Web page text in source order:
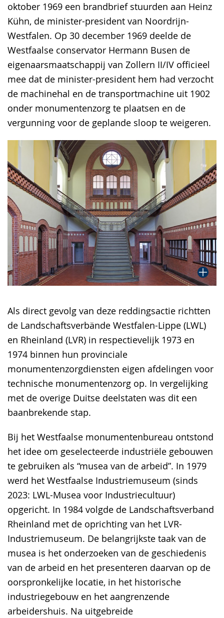
oktober 1969 een brandbrief stuurden aan Heinz
Kühn, de minister-president van Noordrijn-
Westfalen. Op 30 december 1969 deelde de
Westfaalse conservator Hermann Busen de
eigenaarsmaatschappij van Zollern II/IV officieel
mee dat de minister-president hem had verzocht
de machinehal en de transportmachine uit 1902
onder monumentenzorg te plaatsen en de
vergunning voor de geplande sloop te weigeren.
Als direct gevolg van deze reddingsactie richtten
de Landschaftsverbände Westfalen-Lippe (LWL)
en Rheinland (LVR) in respectievelijk 1973 en
1974 binnen hun provinciale
monumentenzorgdiensten eigen afdelingen voor
technische monumentenzorg op. In vergelijking
met de overige Duitse deelstaten was dit een
baanbrekende stap.
Bij het Westfaalse monumentenbureau ontstond
het idee om geselecteerde industriële gebouwen
te gebruiken als “musea van de arbeid”. In 1979
werd het Westfaalse Industriemuseum (sinds
2023: LWL-Musea voor Industriecultuur)
opgericht. In 1984 volgde de Landschaftsverband
Rheinland met de oprichting van het LVR-
Industriemuseum. De belangrijkste taak van de
musea is het onderzoeken van de geschiedenis
van de arbeid en het presenteren daarvan op de
oorspronkelijke locatie, in het historische
industriegebouw en het aangrenzende
arbeidershuis. Na uitgebreide